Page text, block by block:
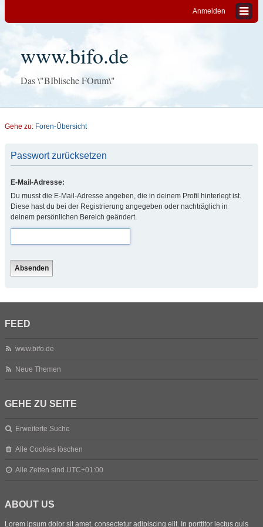
Anmelden
www.bifo.de
Das \"BIblische FOrum\"
Gehe zu: Foren-Übersicht
Passwort zurücksetzen
E-Mail-Adresse:
Du musst die E-Mail-Adresse angeben, die in deinem Profil hinterlegt ist.
Diese hast du bei der Registrierung angegeben oder nachträglich in
deinem persönlichen Bereich geändert.
FEED
www.bifo.de
Neue Themen
GEHE ZU SEITE
Erweiterte Suche
Alle Cookies löschen
Alle Zeiten sind UTC+01:00
ABOUT US
Lorem ipsum dolor sit amet, consectetur adipiscing elit. In porttitor lectus quis